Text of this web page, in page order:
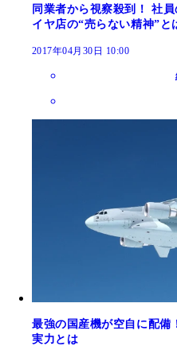
同業者から視察殺到！ 社
イヤ店の“売らない精神”と
2017年04月30日 10:00
最強の国産機が空自に配備
実力とは